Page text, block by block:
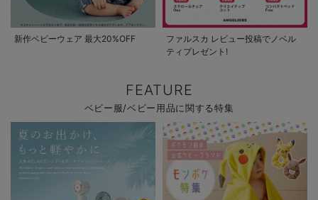
新作ベビーウェア 最大20%OFF
ファルスカ レビュー投稿でノベル
ティプレゼント!
FEATURE
ベビー服/ベビー用品に関する特集